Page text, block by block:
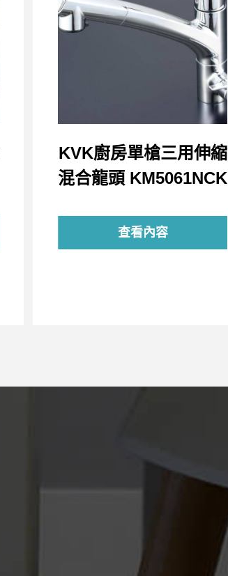
KVK廚房單槍三用伸縮
混合龍頭 KM5061NCK
查看內容